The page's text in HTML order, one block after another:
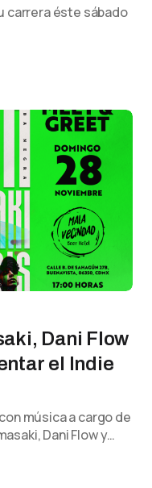
carrera éste sábado
Dani Flow
el Indie
música a cargo de
Dani Flow y…